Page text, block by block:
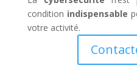
condition indispensable
votre activité.